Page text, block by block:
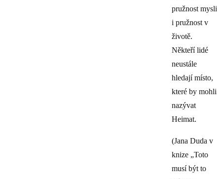
pružnost mysli
i pružnost v
životě.
Někteří lidé
neustále
hledají místo,
které by mohli
nazývat
Heimat.
(Jana Duda v
knize „Toto
musí být to